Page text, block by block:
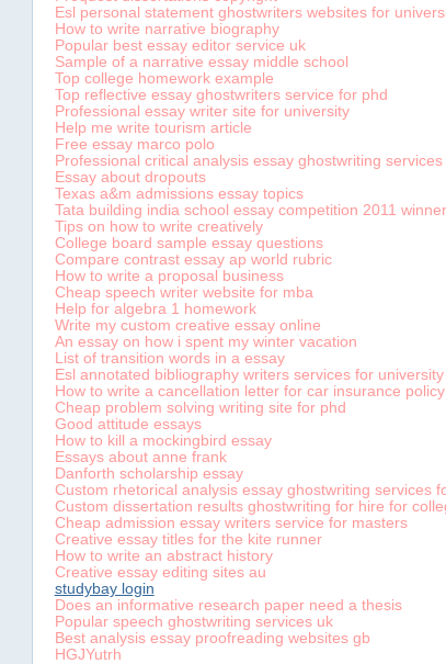
Esl personal statement ghostwriters websites for
How to write narrative biography
Popular best essay editor service uk
Sample of a narrative essay middle school
Top college homework example
Top reflective essay ghostwriters service for phd
Professional essay writer site for university
Help me write tourism article
Free essay marco polo
Professional critical analysis essay ghostwriting
Essay about dropouts
Texas a&m admissions essay topics
Tata building india school essay competition 2011
Tips on how to write creatively
College board sample essay questions
Compare contrast essay ap world rubric
How to write a proposal business
Cheap speech writer website for mba
Help for algebra 1 homework
Write my custom creative essay online
An essay on how i spent my winter vacation
List of transition words in a essay
Esl annotated bibliography writers services for university
How to write a cancellation letter for car insurance policy
Cheap problem solving writing site for phd
Good attitude essays
How to kill a mockingbird essay
Essays about anne frank
Danforth scholarship essay
Custom rhetorical analysis essay ghostwriting services
Custom dissertation results ghostwriting for hire for
Cheap admission essay writers service for masters
Creative essay titles for the kite runner
How to write an abstract history
Creative essay editing sites au
studybay login
Does an informative research paper need a thesis
Popular speech ghostwriting services uk
Best analysis essay proofreading websites gb
HGJYutrh